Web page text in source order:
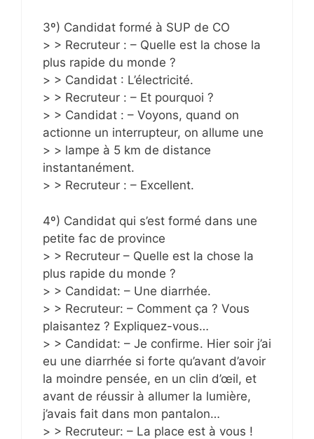
3º) Candidat formé à SUP de CO
> > Recruteur : – Quelle est la chose la
plus rapide du monde ?
> > Candidat : L’électricité.
> > Recruteur : – Et pourquoi ?
> > Candidat : – Voyons, quand on
actionne un interrupteur, on allume une
> > lampe à 5 km de distance
instantanément.
> > Recruteur : – Excellent.
4º) Candidat qui s’est formé dans une
petite fac de province
> > Recruteur – Quelle est la chose la
plus rapide du monde ?
> > Candidat: – Une diarrhée.
> > Recruteur: – Comment ça ? Vous
plaisantez ? Expliquez-vous…
> > Candidat: – Je confirme. Hier soir j’ai
eu une diarrhée si forte qu’avant d’avoir
la moindre pensée, en un clin d’œil, et
avant de réussir à allumer la lumière,
j’avais fait dans mon pantalon…
> > Recruteur: – La place est à vous !